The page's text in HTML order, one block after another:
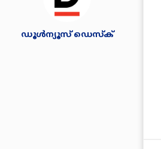
ഡൂള്‍ന്യൂസ് ഡെസ്‌ക്